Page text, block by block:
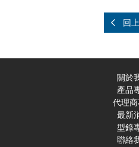
回
關於
產品
代理
最新
型錄
聯絡